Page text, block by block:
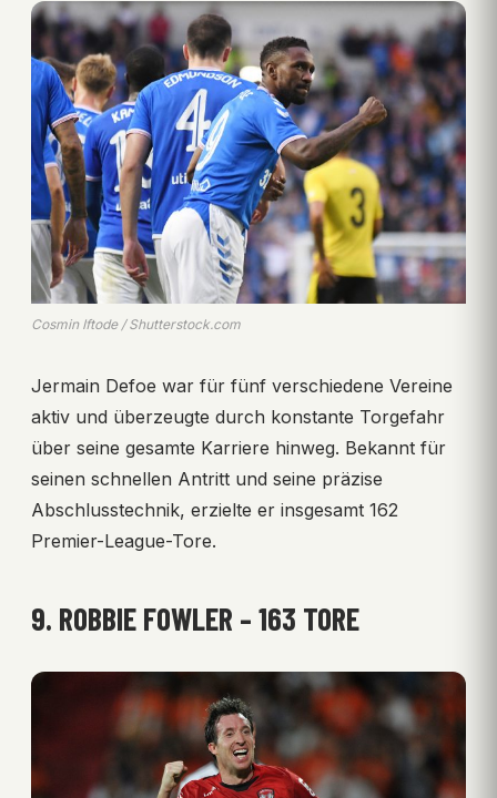
Cosmin Iftode / Shutterstock.com
Jermain Defoe war für fünf verschiedene Vereine
aktiv und überzeugte durch konstante Torgefahr
über seine gesamte Karriere hinweg. Bekannt für
seinen schnellen Antritt und seine präzise
Abschlusstechnik, erzielte er insgesamt 162
Premier-League-Tore.
9. ROBBIE FOWLER – 163 TORE